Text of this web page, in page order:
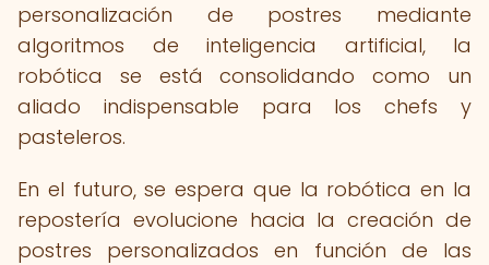
personalización de postres mediante
algoritmos de inteligencia artificial, la
robótica se está consolidando como un
aliado indispensable para los chefs y
pasteleros.
En el futuro, se espera que la robótica en la
repostería evolucione hacia la creación de
postres personalizados en función de las